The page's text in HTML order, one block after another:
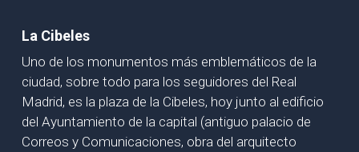
La Cibeles
Uno de los monumentos más emblemáticos de la
ciudad, sobre todo para los seguidores del Real
Madrid, es la plaza de la Cibeles, hoy junto al edificio
del Ayuntamiento de la capital (antiguo palacio de
Correos y Comunicaciones, obra del arquitecto